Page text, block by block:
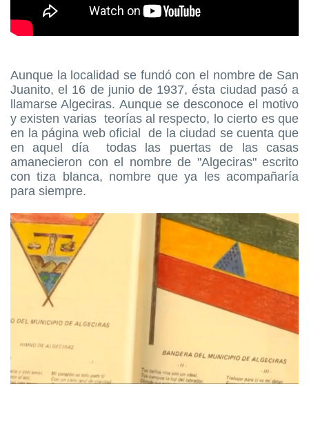
Aunque la localidad se fundó con el nombre de San
Juanito, el 16 de junio de 1937, ésta ciudad pasó a
llamarse Algeciras. Aunque se desconoce el motivo
y existen varias teorías al respecto, lo cierto es que
en la página web oficial de la ciudad se cuenta que
en aquel día todas las puertas de las casas
amanecieron con el nombre de "Algeciras" escrito
con tiza blanca, nombre que ya les acompañaría
para siempre.